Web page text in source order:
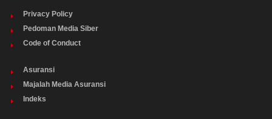
Privacy Policy
Pedoman Media Siber
Code of Conduct
Asuransi
Majalah Media Asuransi
Indeks